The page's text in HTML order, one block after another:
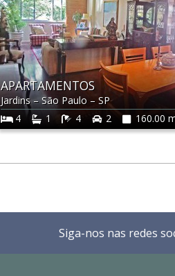
APARTAMENTOS
Jardins –São Paulo–SP
4
1 4 2 160.00
Siga-nos nas redes